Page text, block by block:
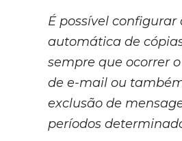
É possível configurar
automática de
sempre que ocorrer
de e-mail ou
exclusão de
períodos